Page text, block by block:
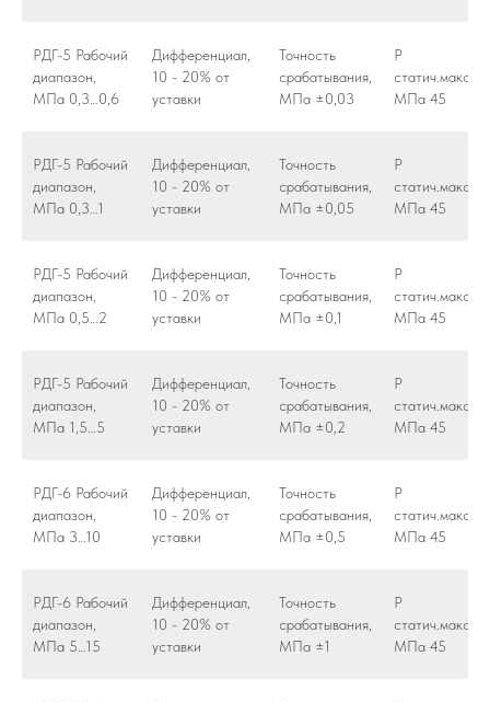
РДГ-5 Рабочий
диапазон,
МПа 0,3…0,6
Дифференциал,
10 - 20% от
уставки
Точность
срабатывания,
МПа ±0,03
Р
статич.макс,
МПа 45
РДГ-5 Рабочий
диапазон,
МПа 0,3…1
Дифференциал,
10 - 20% от
уставки
Точность
срабатывания,
МПа ±0,05
Р
статич.макс,
МПа 45
РДГ-5 Рабочий
диапазон,
МПа 0,5…2
Дифференциал,
10 - 20% от
уставки
Точность
срабатывания,
МПа ±0,1
Р
статич.макс,
МПа 45
РДГ-5 Рабочий
диапазон,
МПа 1,5…5
Дифференциал,
10 - 20% от
уставки
Точность
срабатывания,
МПа ±0,2
Р
статич.макс,
МПа 45
РДГ-6 Рабочий
диапазон,
МПа 3…10
Дифференциал,
10 - 20% от
уставки
Точность
срабатывания,
МПа ±0,5
Р
статич.макс,
МПа 45
РДГ-6 Рабочий
диапазон,
МПа 5…15
Дифференциал,
10 - 20% от
уставки
Точность
срабатывания,
МПа ±1
Р
статич.макс,
МПа 45